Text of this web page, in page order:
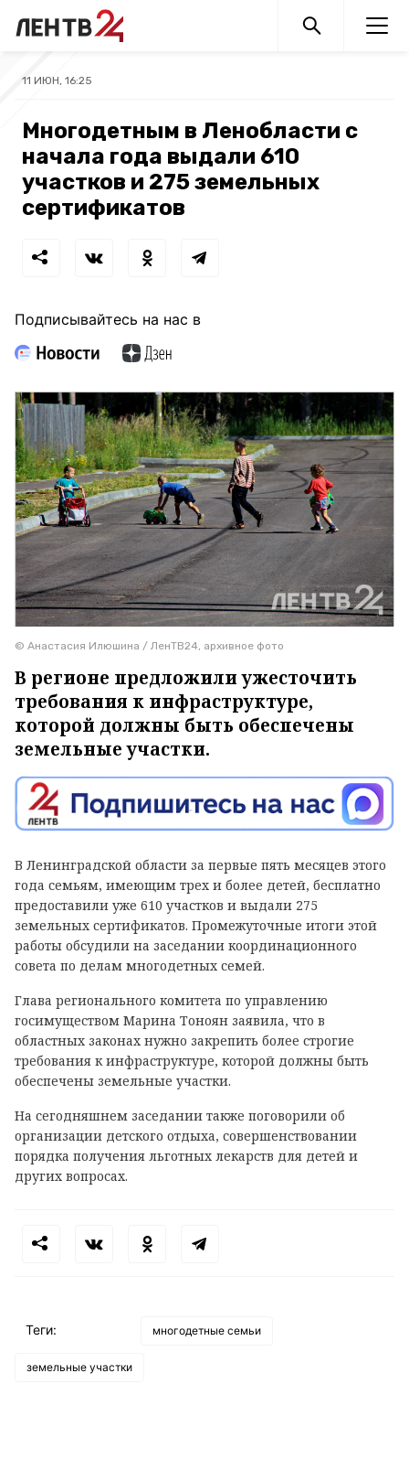
11 ИЮН, 16:25
Многодетным в Ленобласти с
начала года выдали 610
участков и 275 земельных
сертификатов
Подписывайтесь на нас в
© Анастасия Илюшина / ЛенТВ24, архивное фото
В регионе предложили ужесточить
требования к инфраструктуре,
которой должны быть обеспечены
земельные участки.
В Ленинградской области за первые пять месяцев этого
года семьям, имеющим трех и более детей, бесплатно
предоставили уже 610 участков и выдали 275
земельных сертификатов. Промежуточные итоги этой
работы обсудили на заседании координационного
совета по делам многодетных семей.
Глава регионального комитета по управлению
госимуществом Марина Тоноян заявила, что в
областных законах нужно закрепить более строгие
требования к инфраструктуре, которой должны быть
обеспечены земельные участки.
На сегодняшнем заседании также поговорили об
организации детского отдыха, совершенствовании
порядка получения льготных лекарств для детей и
других вопросах.
Теги: многодетные семьи
земельные участки